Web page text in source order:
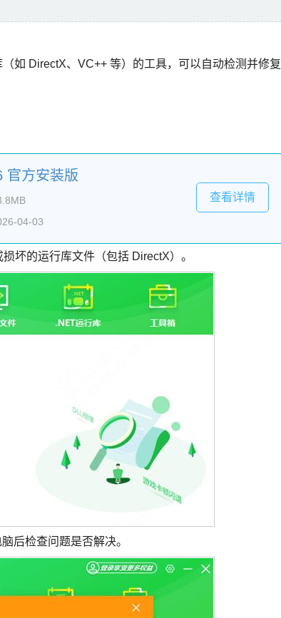
如 DirectX、VC++ 等）的工具，可以自动检测并修复
官方安装版
04-03
查看详情
坏的运行库文件（包括 DirectX）。
后检查问题是否解决。